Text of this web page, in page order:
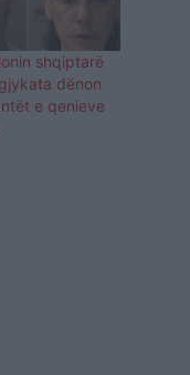
shqiptarë
dënon
e qenieve